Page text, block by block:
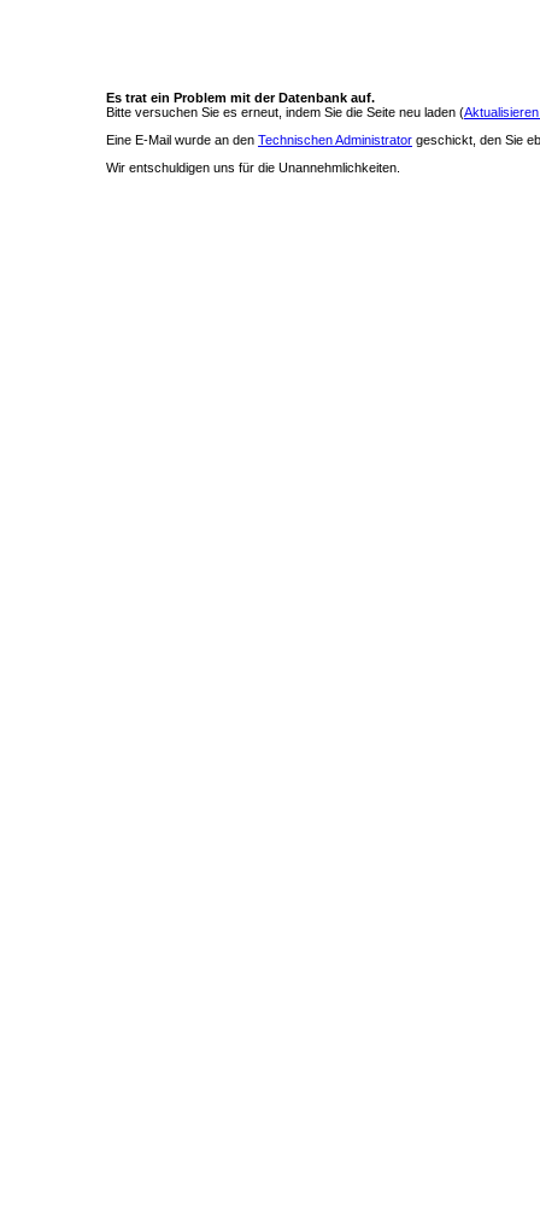
Es trat ein Problem mit der Datenbank auf.
Bitte versuchen Sie es erneut, indem Sie die Seite neu laden (
Eine E-Mail wurde an den Technischen Administrator geschickt, den Sie
Wir entschuldigen uns für die Unannehmlichkeiten.